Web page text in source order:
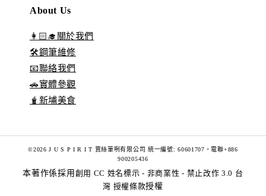
About Us
👩🏻‍🎓關於我們
🛠️鋼筆維修
📧聯絡我們
🚗實體參觀
🧋新埔美食
©2026 J U S P I R I T 賈絲筆咧有限公司 統一編號: 60601707。電聯+886
900205436
本著作係採用 創用 CC 姓名標示 - 非商業性 - 禁止改作 3.0 台
灣 授權條款授權